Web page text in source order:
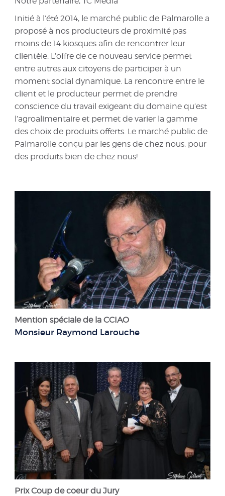
Initié à l’été 2014, le marché public de Palmarolle a
proposé à nos producteurs de proximité pas
moins de 14 kiosques afin de rencontrer leur
clientèle. L’offre de ce nouveau service permet
entre autres aux citoyens de participer à un
moment social dynamique. La rencontre entre le
client et le producteur permet de prendre
conscience du travail exigeant du domaine qu’est
l’agroalimentaire et permet de varier la gamme
des choix de produits offerts. Le marché public de
Palmarolle conçu par les gens de chez nous, pour
des produits bien de chez nous!
Mention spéciale de la CCIAO
Monsieur Raymond Larouche
Prix Coup de coeur du Jury